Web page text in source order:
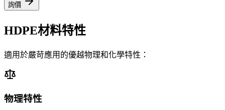
詢價
HDPE材料特性
適用於嚴苛應用的優越物理和化學特性：
物理特性